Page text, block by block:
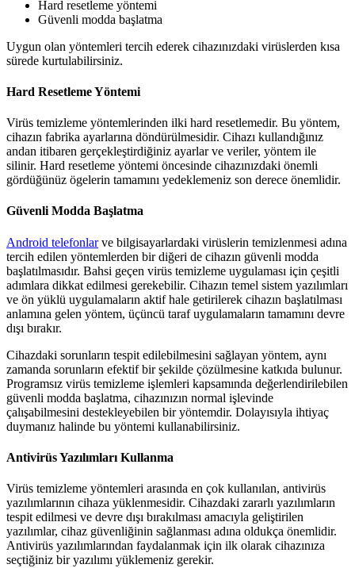
Hard resetleme yöntemi
Güvenli modda başlatma
Uygun olan yöntemleri tercih ederek cihazınızdaki virüslerden kısa
sürede kurtulabilirsiniz.
Hard Resetleme Yöntemi
Virüs temizleme yöntemlerinden ilki hard resetlemedir. Bu yöntem,
cihazın fabrika ayarlarına döndürülmesidir. Cihazı kullandığınız
andan itibaren gerçekleştirdiğiniz ayarlar ve veriler, yöntem ile
silinir. Hard resetleme yöntemi öncesinde cihazınızdaki önemli
gördüğünüz ögelerin tamamını yedeklemeniz son derece önemlidir.
Güvenli Modda Başlatma
Android telefonlarve bilgisayarlardaki virüslerin temizlenmesi adına
tercih edilen yöntemlerden bir diğeri de cihazın güvenli modda
başlatılmasıdır. Bahsi geçen virüs temizleme uygulaması için çeşitli
adımlara dikkat edilmesi gerekebilir. Cihazın temel sistem yazılımları
ve ön yüklü uygulamaların aktif hale getirilerek cihazın başlatılması
anlamına gelen yöntem, üçüncü taraf uygulamaların tamamını devre
dışı bırakır.
Cihazdaki sorunların tespit edilebilmesini sağlayan yöntem, aynı
zamanda sorunların efektif bir şekilde çözülmesine katkıda bulunur.
Programsız virüs temizleme işlemleri kapsamında değerlendirilebilen
güvenli modda başlatma, cihazınızın normal işlevinde
çalışabilmesini destekleyebilen bir yöntemdir. Dolayısıyla ihtiyaç
duymanız halinde bu yöntemi kullanabilirsiniz.
Antivirüs Yazılımları Kullanma
Virüs temizleme yöntemleri arasında en çok kullanılan, antivirüs
yazılımlarının cihaza yüklenmesidir. Cihazdaki zararlı yazılımların
tespit edilmesi ve devre dışı bırakılması amacıyla geliştirilen
yazılımlar, cihaz güvenliğinin sağlanması adına oldukça önemlidir.
Antivirüs yazılımlarından faydalanmak için ilk olarak cihazınıza
seçtiğiniz bir yazılımı yüklemeniz gerekir.